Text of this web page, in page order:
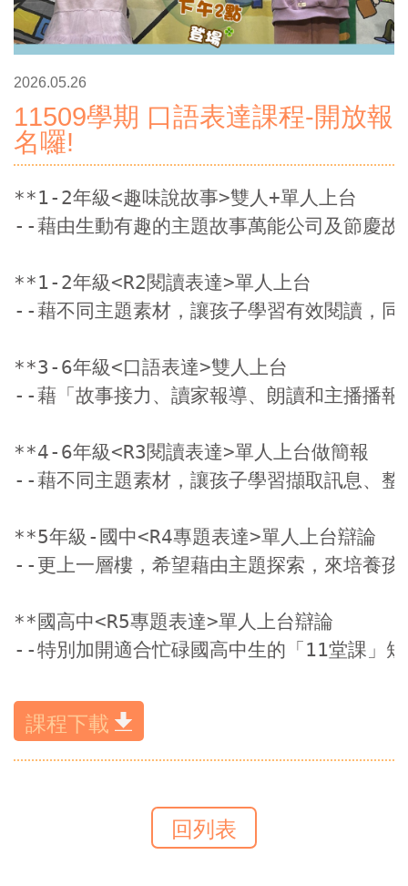
2026.05.26
11509學期 口語表達課程-開放報
名囉!
**1-2年級<趣味說故事>雙人+單人上台
--藉由生動有趣的主題故事萬能公司及節慶
**1-2年級<R2閱讀表達>單人上台
--藉不同主題素材，讓孩子學習有效閱讀，
**3-6年級<口語表達>雙人上台
--藉「故事接力、讀家報導、朗讀和主播播
**4-6年級<R3閱讀表達>單人上台做簡報
--藉不同主題素材，讓孩子學習擷取訊息、整
**5年級-國中<R4專題表達>單人上台辯論
--更上一層樓，希望藉由主題探索，來培養孩
**國高中<R5專題表達>單人上台辯論
--特別加開適合忙碌國高中生的「11堂課」
課程下載
回列表